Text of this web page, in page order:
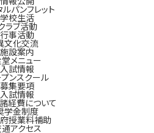
ルパンフレット
学校生活
ラブ活動
行事活動
文化交流
施設案内
メニュー
入試情報
ンスクール
募集要項
入試情報
経費について
学金制度
授業料補助
アクセス